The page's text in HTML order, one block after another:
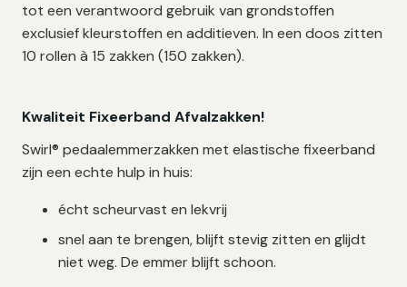
tot een verantwoord gebruik van grondstoffen
exclusief kleurstoffen en additieven. In een doos zitten
10 rollen à 15 zakken (150 zakken).
Kwaliteit Fixeerband Afvalzakken!
Swirl® pedaalemmerzakken met elastische fixeerband
zijn een echte hulp in huis:
écht scheurvast en lekvrij
snel aan te brengen, blijft stevig zitten en glijdt
niet weg. De emmer blijft schoon.